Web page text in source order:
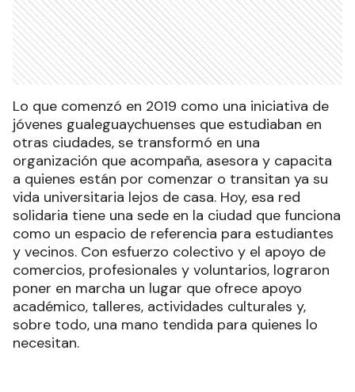
Lo que comenzó en 2019 como una iniciativa de
jóvenes gualeguaychuenses que estudiaban en
otras ciudades, se transformó en una
organización que acompaña, asesora y capacita
a quienes están por comenzar o transitan ya su
vida universitaria lejos de casa. Hoy, esa red
solidaria tiene una sede en la ciudad que funciona
como un espacio de referencia para estudiantes
y vecinos. Con esfuerzo colectivo y el apoyo de
comercios, profesionales y voluntarios, lograron
poner en marcha un lugar que ofrece apoyo
académico, talleres, actividades culturales y,
sobre todo, una mano tendida para quienes lo
necesitan.